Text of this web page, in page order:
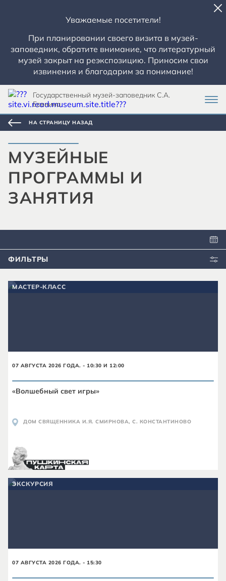
Уважаемые посетители!
При планировании своего визита в музей-
заповедник, обратите внимание, что литературный
музей закрыт на реэкспозицию. Приносим свои
извинения и благодарим за понимание!
Государственный музей-заповедник С.А.
Есенина
НА СТРАНИЦУ НАЗАД
МУЗЕЙНЫЕ
ПРОГРАММЫ И
ЗАНЯТИЯ
ФИЛЬТРЫ
МАСТЕР-КЛАСС
07 АВГУСТА 2026 ГОДА. - 10:30 И 12:00
«Волшебный свет игры»
ДОМ СВЯЩЕННИКА И.Я. СМИРНОВА, С. КОНСТАНТИНОВО
ЭКСКУРСИЯ
07 АВГУСТА 2026 ГОДА. - 15:30